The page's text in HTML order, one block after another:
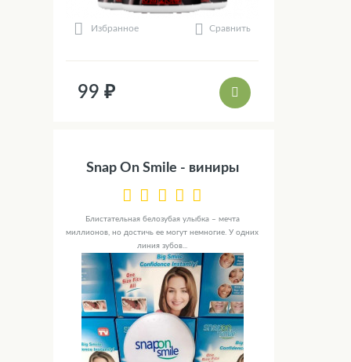
Избранное Сравнить
99 ₽
Snap On Smile - виниры
Блистательная белозубая улыбка – мечта
миллионов, но достичь ее могут немногие. У одних
линия зубов...